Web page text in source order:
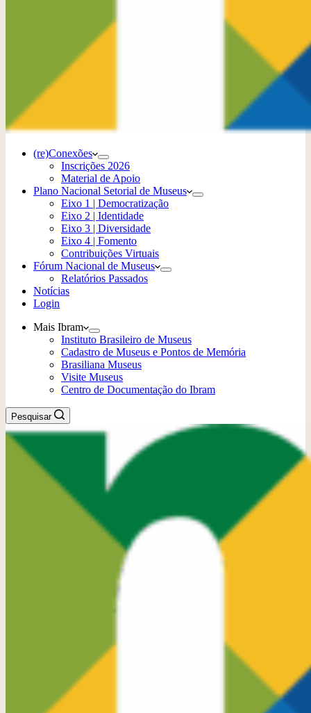
(re)Conexões
Inscrições 2026
Material de Apoio
Plano Nacional Setorial de Museus
Eixo 1 | Democratização
Eixo 2 | Identidade
Eixo 3 | Diversidade
Eixo 4 | Fomento
Contribuições Virtuais
Fórum Nacional de Museus
Relatórios Passados
Notícias
Login
Mais Ibram
Instituto Brasileiro de Museus
Cadastro de Museus e Pontos de Memória
Brasiliana Museus
Visite Museus
Centro de Documentação do Ibram
Pesquisar